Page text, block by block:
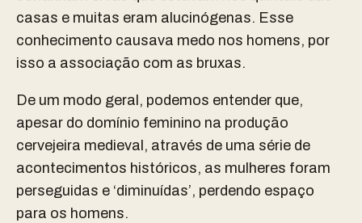
casas e muitas eram alucinógenas. Esse
conhecimento causava medo nos homens, por
isso a associação com as bruxas.
De um modo geral, podemos entender que,
apesar do domínio feminino na produção
cervejeira medieval, através de uma série de
acontecimentos históricos, as mulheres foram
perseguidas e ‘diminuídas’, perdendo espaço
para os homens.